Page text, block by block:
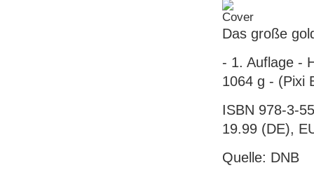
Das große
- 1. Auflage -
1064 g - (Pixi
ISBN 978-3-
19.99 (DE),
Quelle: DNB